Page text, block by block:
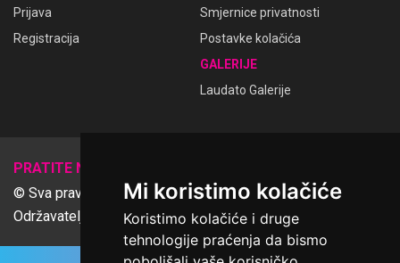
Mi koristimo kolačiće
Koristimo kolačiće i druge
tehnologije praćenja da bismo
Prijava
Registracija
Smjernice privatnosti
Postavke kolačića
GALERIJE
Laudato Galerije
PRATITE NAS
© Sva prava pridržana Udruga Ime dobrote
Održavatelj Netcom d.o.o., Riva 6, Rijeka